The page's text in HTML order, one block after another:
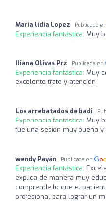
Maria lidia Lopez Publicada en
Experiencia fantástica: Muy
Iliana Olivas Prz Publicada en
Experiencia fantástica: Muy
excelente trato y atención
Los arrebatados de badi
Experiencia fantástica: Muy
fue una sesión muy buena y
wendy Payán Publicada en
Experiencia fantástica:
explica de manera muy
comprende lo que el
profesional para lograr un